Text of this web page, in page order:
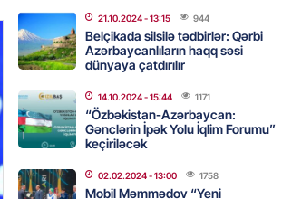
REKLAM
Birbank Star kartını indi sifariş
edin, nağdlaşdırmanı komissiyasız
edin
06.08.2026- 15:07 88
ÖLKƏ
21.10.2024- 13:15 944
Belçikada silsilə tədbirlər: Qərbi
Azərbaycanlıların haqq səsi
dünyaya çatdırılır
14.10.2024- 15:44 1171
“Özbəkistan-Azərbaycan:
Gənclərin İpək Yolu İqlim Forumu”
keçiriləcək
02.02.2024- 13:00 1758
Mobil Məmmədov “Yeni